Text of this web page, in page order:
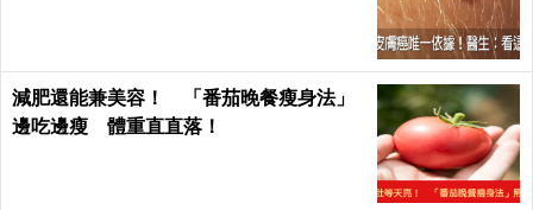
減肥還能兼美容！ 「番茄晚餐瘦身法」
邊吃邊瘦 體重直直落！